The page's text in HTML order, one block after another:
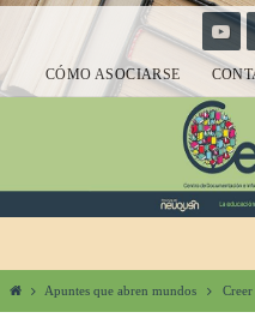
contenidoCÓMO ASOCIARSE
InicioApuntes que abren mundos Creer